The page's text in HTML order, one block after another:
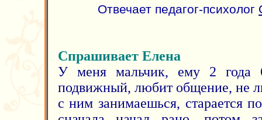
Отвечает педагог-психолог
Спрашивает Елена
У меня мальчик, ему 2 года
подвижный, любит общение, не
с ним занимаешься, старается